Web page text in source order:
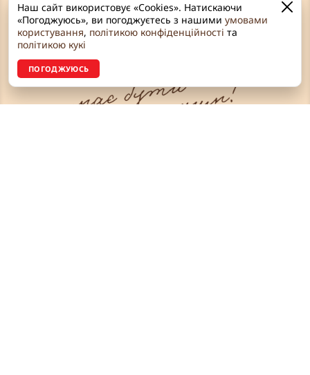
Наш сайт використовує «Cookies». Натискаючи
«Погоджуюсь», ви погоджуєтесь з нашими умовами
користування, політикою конфіденційності та
політикою кукі
ПОГОДЖУЮСЬ